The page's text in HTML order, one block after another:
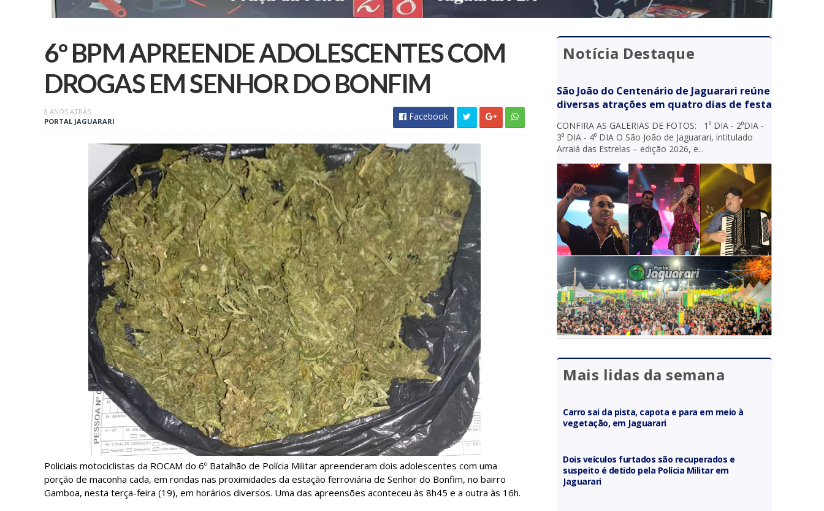
6º BPM APREENDE ADOLESCENTES COM
DROGAS EM SENHOR DO BONFIM
8 ANOS ATRÁS
PORTAL JAGUARARI
Facebook
Policiais motociclistas da ROCAM do 6º Batalhão de Polícia Militar apreenderam dois adolescentes com uma
porção de maconha cada, em rondas nas proximidades da estação ferroviária de Senhor do Bonfim, no bairro
Gamboa, nesta terça-feira (19), em horários diversos. Uma das apreensões aconteceu às 8h45 e a outra às 16h.
Notícia Destaque
São João do Centenário de Jaguarari reúne
diversas atrações em quatro dias de festa
CONFIRA AS GALERIAS DE FOTOS: 1⁰ DIA - 2⁰DIA -
3⁰ DIA - 4⁰ DIA O São João de Jaguarari, intitulado
Arraiá das Estrelas – edição 2026, e...
Mais lidas da semana
Carro sai da pista, capota e para em meio à
vegetação, em Jaguarari
Dois veículos furtados são recuperados e
suspeito é detido pela Polícia Militar em
Jaguarari